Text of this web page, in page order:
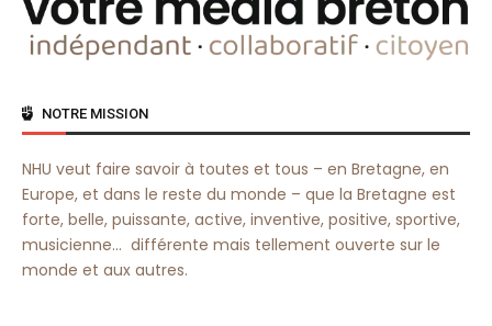
NOTRE MISSION
NHU veut faire savoir à toutes et tous – en Bretagne, en
Europe, et dans le reste du monde – que la Bretagne est
forte, belle, puissante, active, inventive, positive, sportive,
musicienne… différente mais tellement ouverte sur le
monde et aux autres.